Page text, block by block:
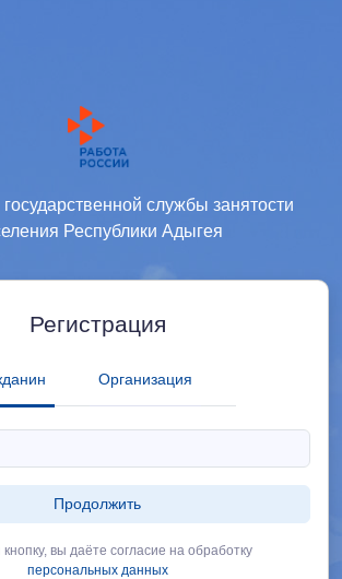
службы занятости
Республики Адыгея
Регистрация
Организация
Продолжить
вы даёте согласие нa обработку
персональных данных